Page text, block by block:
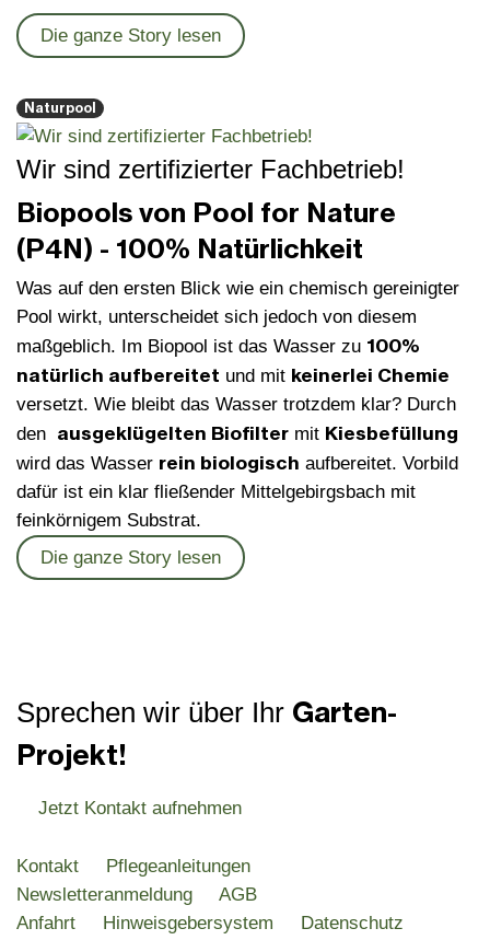
Die ganze Story lesen
Naturpool
Wir sind zertifizierter Fachbetrieb!
Biopools von Pool for Nature
(P4N) - 100% Natürlichkeit
Was auf den ersten Blick wie ein chemisch gereinigter
Pool wirkt, unterscheidet sich jedoch von diesem
maßgeblich. Im Biopool ist das Wasser zu 100%
natürlich aufbereitet und mit keinerlei Chemie
versetzt. Wie bleibt das Wasser trotzdem klar? Durch
den ausgeklügelten Biofilter mit Kiesbefüllung
wird das Wasser rein biologisch aufbereitet. Vorbild
dafür ist ein klar fließender Mittelgebirgsbach mit
feinkörnigem Substrat.
Die ganze Story lesen
Sprechen wir über Ihr Garten-
Projekt!
Jetzt Kontakt aufnehmen
Kontakt
Pflegeanleitungen
Newsletteranmeldung
AGB
Anfahrt
Hinweisgebersystem
Datenschutz